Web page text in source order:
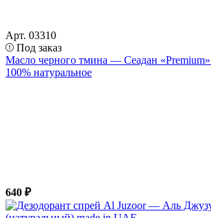
Арт. 03310
Под заказ
Масло черного тмина — Сеадан
100% натуральное
640 ₽